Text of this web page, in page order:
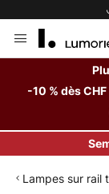
Allez
au
-10 % dès
Lampes sur rail